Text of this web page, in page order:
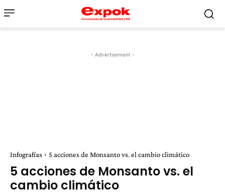
- Advertisement -
Infografías 5 acciones de Monsanto vs. el cambio climático
5 acciones de Monsanto vs. el
cambio climático